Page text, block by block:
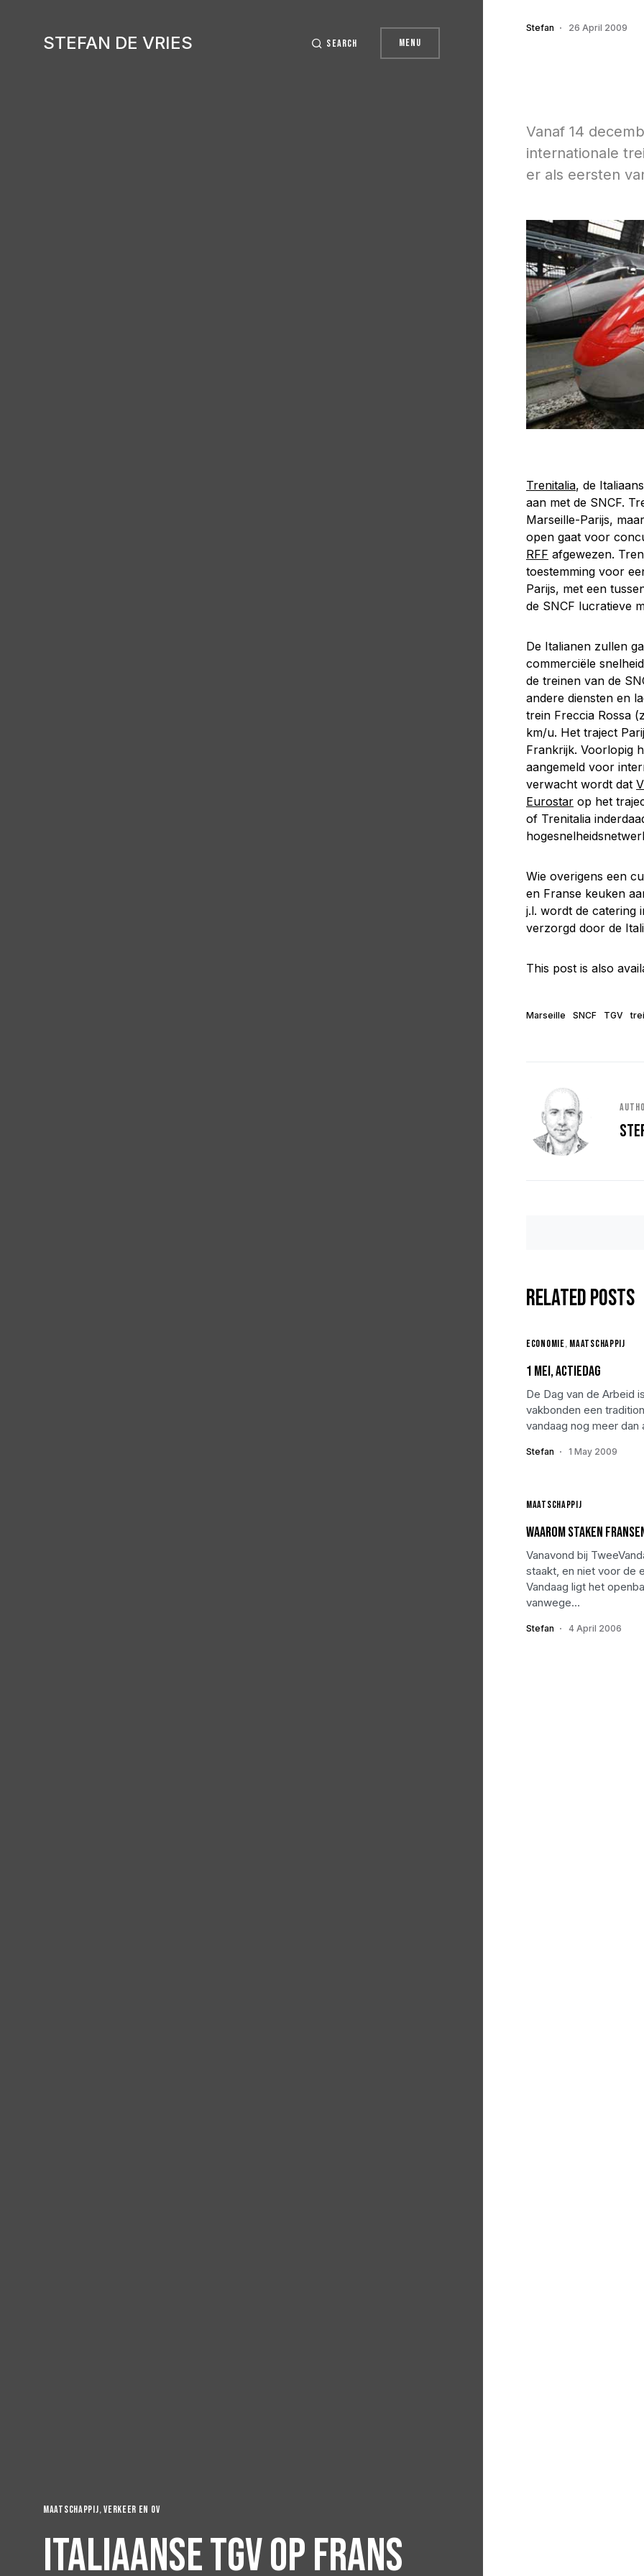
STEFAN DE VRIES Search Menu
Maatschappij Verkeer en OV
Italiaanse TGV op Frans
Stefan 26 April 2009
Vanaf 14
internationale
er als eersten
Trenitalia, de
aan met de SNCF.
Marseille-Parijs,
open gaat voor
RFF afgewezen.
toestemming voor
Parijs, met een
de SNCF lucratieve
De Italianen zullen
commerciële
de treinen van de
andere diensten en
trein Freccia Rossa
km/u. Het traject
Frankrijk. Voorlopig
aangemeld voor
verwacht wordt dat
Eurostar op het
of Trenitalia
Wie overigens een
en Franse keuken
j.l. wordt de catering
verzorgd door de
This post is also
Marseille SNCF TGV
Related Posts
Economie Maatschappij
1 Mei, actiedag
De Dag van de Arbeid
vakbonden een
vandaag nog meer dan
Stefan 1 May 2009
Maatschappij
Waarom staken
Vanavond bij
staakt, en niet voor de
Vandaag ligt het
vanwege…
Stefan 4 April 2006